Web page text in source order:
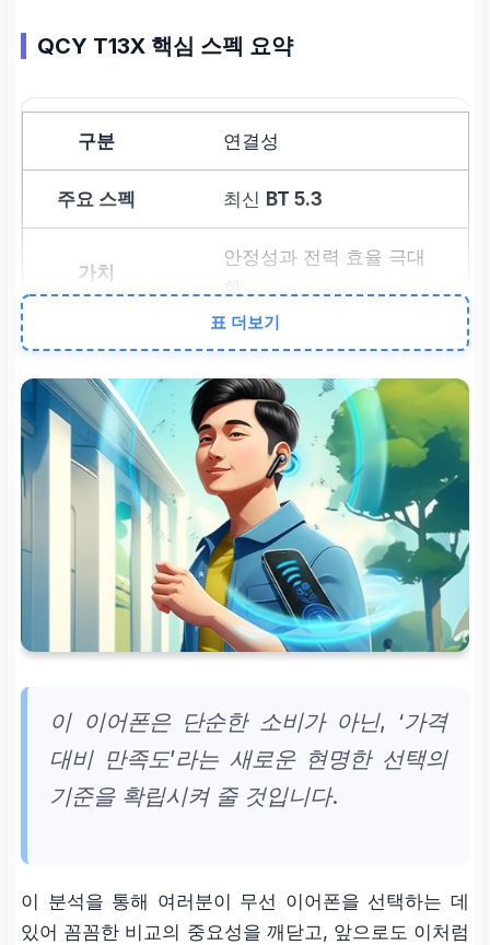
QCY T13X 핵심 스펙 요약
연결성
최신 BT 5.3
안정성과 전력 효율 극대
화
지속력
넉넉한30시간 배터리
여행/일상 충전 걱정 해소
통화 품질
4개 마이크 기반ENC
명료한 소음 제거 통화
표 더보기
이 이어폰은 단순한 소비가 아닌, ‘가격
대비 만족도’라는 새로운 현명한 선택의
기준을 확립시켜 줄 것입니다.
이 분석을 통해 여러분이 무선 이어폰을 선택하는 데
있어 꼼꼼한 비교의 중요성을 깨닫고, 앞으로도 이처럼